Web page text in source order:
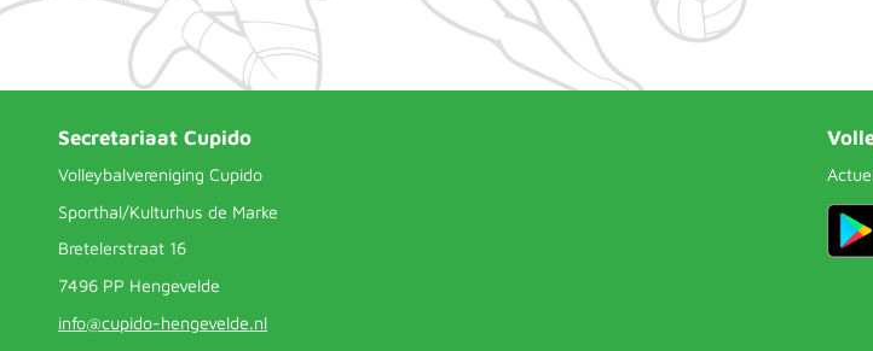
Secretariaat Cupido
Volleybalvereniging Cupido
Sporthal/Kulturhus de Marke
Bretelerstraat 16
7496 PP Hengevelde
info@cupido-hengevelde.nl